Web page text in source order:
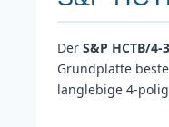
Der S&P HCTB/4-
Grundplatte
langlebige 4-